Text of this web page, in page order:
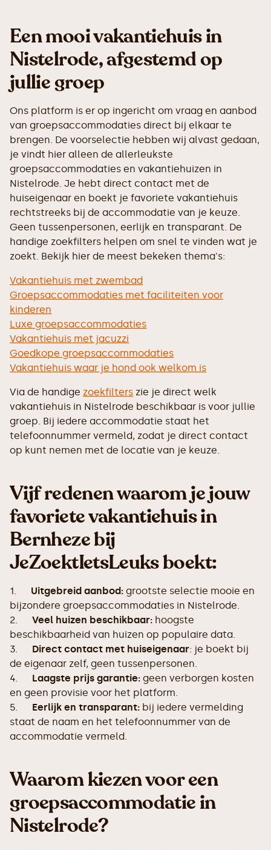
Een mooi vakantiehuis in
Nistelrode, afgestemd op
jullie groep
Ons platform is er op ingericht om vraag en aanbod
van groepsaccommodaties direct bij elkaar te
brengen. De voorselectie hebben wij alvast gedaan,
je vindt hier alleen de allerleukste
groepsaccommodaties en vakantiehuizen in
Nistelrode. Je hebt direct contact met de
huiseigenaar en boekt je favoriete vakantiehuis
rechtstreeks bij de accommodatie van je keuze.
Geen tussenpersonen, eerlijk en transparant. De
handige zoekfilters helpen om snel te vinden wat je
zoekt. Bekijk hier de meest bekeken thema's:
Vakantiehuis met zwembad
Groepsaccommodaties met faciliteiten voor
kinderen
Luxe groepsaccommodaties
Vakantiehuis met jacuzzi
Goedkope groepsaccommodaties
Vakantiehuis waar je hond ook welkom is
Via de handige zoekfilters zie je direct welk
vakantiehuis in Nistelrode beschikbaar is voor jullie
groep. Bij iedere accommodatie staat het
telefoonnummer vermeld, zodat je direct contact
op kunt nemen met de locatie van je keuze.
Vijf redenen waarom je jouw
favoriete vakantiehuis in
Bernheze bij
JeZoektIetsLeuks boekt:
1. Uitgebreid aanbod: grootste selectie mooie en
bijzondere groepsaccommodaties in Nistelrode.
2. Veel huizen beschikbaar: hoogste
beschikbaarheid van huizen op populaire data.
3. Direct contact met huiseigenaar: je boekt bij
de eigenaar zelf, geen tussenpersonen.
4. Laagste prijs garantie: geen verborgen kosten
en geen provisie voor het platform.
5. Eerlijk en transparant: bij iedere vermelding
staat de naam en het telefoonnummer van de
accommodatie vermeld.
Waarom kiezen voor een
groepsaccommodatie in
Nistelrode?